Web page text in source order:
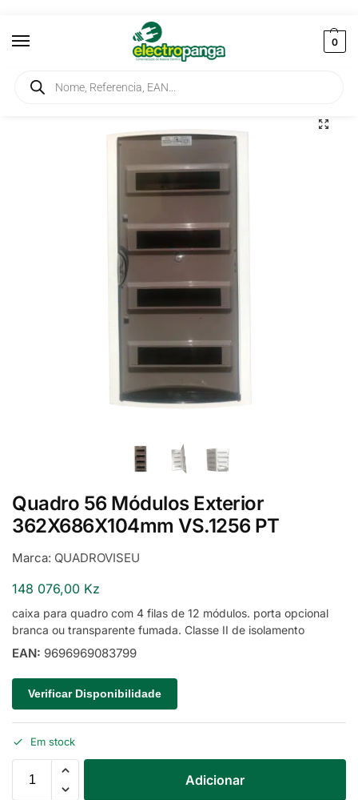
0
Início / Instalação / Quadros / Quadro 56 Módulos Exterior 362X686X104mm VS.1256 PT
Quadro 56 Módulos Exterior
362X686X104mm VS.1256 PT
Marca: QUADROVISEU
148 076,00 Kz
caixa para quadro com 4 filas de 12 módulos. porta opcional
branca ou transparente fumada. Classe II de isolamento
EAN: 9696969083799
Verificar Disponibilidade
Em stock
Adicionar